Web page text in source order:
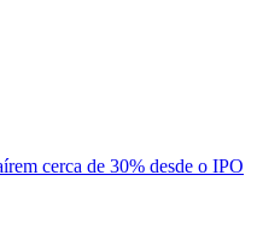
cerca de 30% desde o IPO